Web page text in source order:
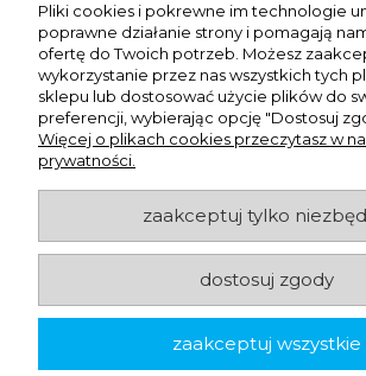
ulex.com.pl © 2026
Made with by
pokaż pełną wersję
Pliki cookies i pokrewne im technologie
poprawne działanie strony i pomagają
ofertę do Twoich potrzeb. Możesz
wykorzystanie przez nas wszystkich tych
sklepu lub dostosować użycie plików do
preferencji, wybierając opcję "Dostosuj
Więcej o plikach cookies przeczytasz w
prywatności.
zaakceptuj tylko
dostosuj zgody
zaakceptuj wszystkie